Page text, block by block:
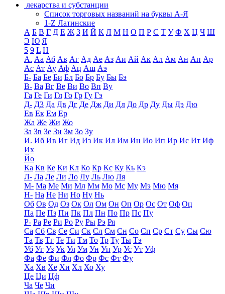
лекарства и субстанции
Список торговых названий на буквы А-Я
1-Z Латинские
А Б В Г Д Е Ж З И Й К Л М Н О П Р С Т У Ф Х Ц Ч Ш
Э Ю Я
5 9 L H
А. Аа Аб Ав Аг Ад Ае Аз Аи Ай Ак Ал Ам Ан Ап Ар
Ас Ат Ау Аф Ац Аш Аэ
Б- Ба Бе Би Бл Бо Бр Бу Бы Бэ
В- Ва Вг Ве Ви Во Вп Ву
Га Ге Ги Гл Го Гр Гу Гэ
Д- Д3 Да Дв Дг Де Дж Ди Дл До Др Ду Ды Дэ Дю
Ев Ек Ем Ер
Жа Же Жи Жо
За Зв Зе Зи Зм Зо Зу
И. Иб Ив Иг Ид Из Ик Ил Им Ин Ио Ип Ир Ис Ит Иф
Их
Йо
Ка Кв Ке Ки Кл Ко Кр Кс Ку Кь Кэ
Л- Ла Ле Ли Ло Лу Ль Лю Ля
М- Ма Ме Ми Мл Мм Мо Мс Му Мэ Мю Мя
Н- На Не Ни Но Ну Нь
Об Ов Од Оз Ок Ол Ом Он Оп Ор Ос От Оф Оц
Па Пе Пз Пи Пк Пл Пн По Пр Пс Пу
Р- Ра Ре Ри Ро Ру Ры Рэ Ря
Са Сб Св Се Си Ск Сл См Сн Со Сп Ср Ст Су Сы Сю
Та Тв Тг Те Ти Тм То Тр Ту Ты Тэ
Уб Уг Уз Ук Ул Ум Ун Уп Ур Ус Ут Уф
Фа Фе Фи Фл Фо Фр Фс Фт Фу
Ха Хв Хе Хи Хл Хо Ху
Це Ци Цф
Ча Че Чи